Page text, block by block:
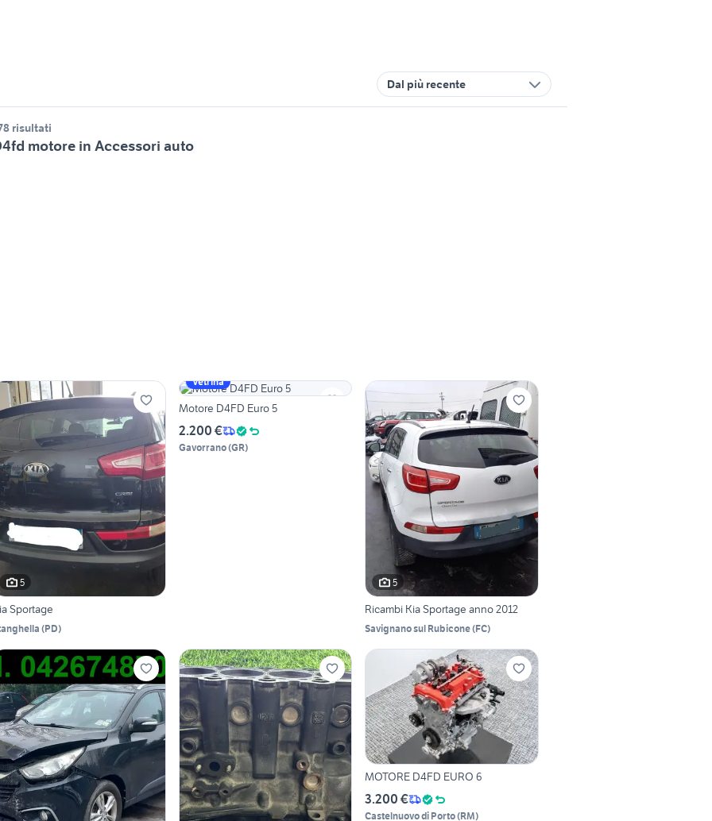
Dal più recente
risultati
motore in Accessori auto
5
Sportage
(PD)
Vetrina
Motore D4FD Euro 5
2.200 €
Gavorrano(GR)
5
Ricambi Kia Sportage anno 2012
Savignano sul Rubicone(FC)
MOTORE D4FD EURO 6
3.200 €
Castelnuovo di Porto(RM)